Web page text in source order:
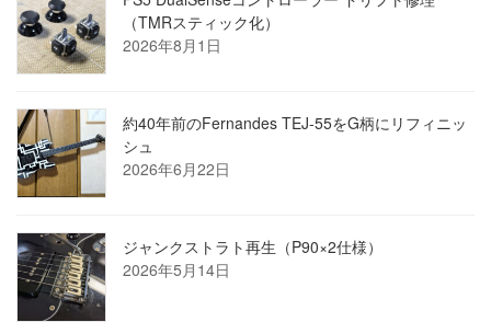
（TMRスティック化）
2026年8月1日
約40年前のFernandes TEJ-55をG柄にリフィニッ
シュ
2026年6月22日
ジャンクストラト再生（P90×2仕様）
2026年5月14日